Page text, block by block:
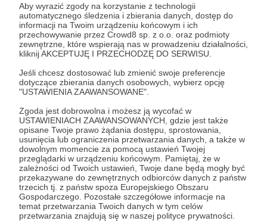
Aby wyrazić zgody na korzystanie z technologii
automatycznego śledzenia i zbierania danych, dostęp do
informacji na Twoim urządzeniu końcowym i ich
przechowywanie przez Crowd8 sp. z o.o. oraz podmioty
zewnętrzne, które wspierają nas w prowadzeniu działalności,
kliknij AKCEPTUJĘ I PRZECHODZĘ DO SERWISU.
Jeśli chcesz dostosować lub zmienić swoje preferencje
dotyczące zbierania danych osobowych, wybierz opcję
"USTAWIENIA ZAAWANSOWANE".
Zgoda jest dobrowolna i możesz ją wycofać w
USTAWIENIACH ZAAWANSOWANYCH, gdzie jest także
opisane Twoje prawo żądania dostępu, sprostowania,
usunięcia lub ograniczenia przetwarzania danych, a także w
dowolnym momencie za pomocą ustawień Twojej
przeglądarki w urządzeniu końcowym. Pamiętaj, że w
zależności od Twoich ustawień, Twoje dane będą mogły być
przekazywane do zewnętrznych odbiorców danych z państw
trzecich tj. z państw spoza Europejskiego Obszaru
Gospodarczego. Pozostałe szczegółowe informacje na
temat przetwarzania Twoich danych w tym celów
przetwarzania znajdują się w naszej polityce prywatności.
darmowe typy bukmacherskie betting tips betting
zaklady bukmacherskie obstawiamy typer darmowe typy
Udostępnij
Ten Typ BET
Zobacz profil autora